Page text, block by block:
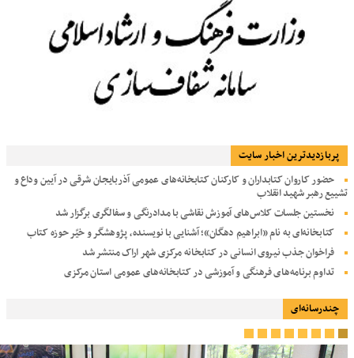
پربازديدترين اخبار سایت
حضور کاروان کتابداران و کارکنان کتابخانه‌های عمومی آذربایجان شرقی در آیین وداع و
تشییع رهبر شهید انقلاب
نخستین جلسات کلاس‌های آموزش نقاشی با مدادرنگی و سفالگری برگزار شد
کتابخانه‌ای به نام «ابراهیم دهگان»؛ آشنایی با نویسنده، پژوهشگر و خیّر حوزه کتاب
فراخوان جذب نیروی انسانی در کتابخانه مرکزی شهر اراک منتشر شد
تداوم برنامه‌های فرهنگی و آموزشی در کتابخانه‌های عمومی استان مرکزی
چندرسانه‌ای